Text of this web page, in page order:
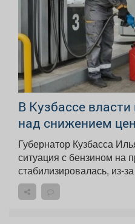
В Кузбассе
над снижением
Губернатор Кузбасса
ситуация с бензином на
стабилизировалась, из-за